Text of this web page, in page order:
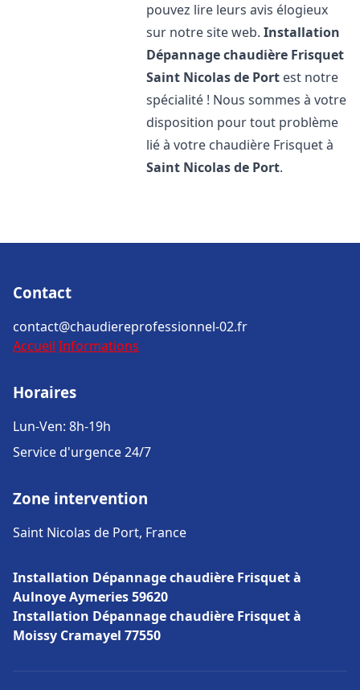
pouvez lire leurs avis élogieux
sur notre site web.Installation
Dépannage chaudière Frisquet
Saint Nicolas de Port est notre
spécialité ! Nous sommes à votre
disposition pour tout problème
lié à votre chaudière Frisquet à
Saint Nicolas de Port.
Contact
contact@chaudiereprofessionnel-02.fr
Accueil Informations
Horaires
Lun-Ven: 8h-19h
Service d'urgence 24/7
Zone intervention
Saint Nicolas de Port, France
Installation Dépannage chaudière Frisquet à
Aulnoye Aymeries 59620
Installation Dépannage chaudière Frisquet à
Moissy Cramayel 77550